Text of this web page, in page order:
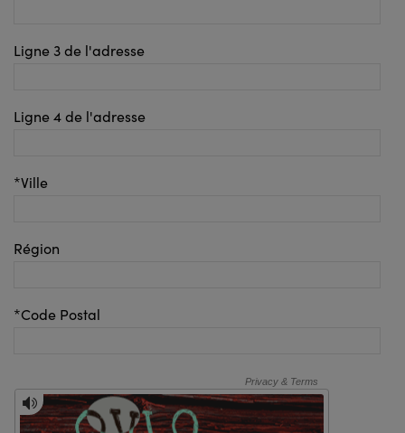
Ligne 3 de l'adresse
Ligne 4 de l'adresse
*Ville
Région
*Code Postal